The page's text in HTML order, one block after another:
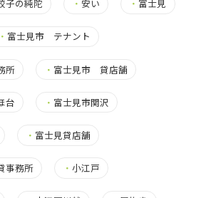
の純陀 ・安い ・ 富士見
・ 富士見市 テナント
所 ・ 富士見市 貸店舗
台 ・ 富士見市関沢
・ 富士見貸店舗
事務所 ・小江戸